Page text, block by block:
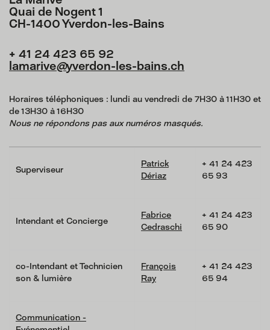
Quai de Nogent 1
CH-1400 Yverdon-les-Bains
+ 41 24 423 65 92
lamarive@yverdon-les-bains.ch
Horaires téléphoniques : lundi au vendredi de 7H30 à 11H30 et
de 13H30 à 16H30
Nous ne répondons pas aux numéros masqués.
Superviseur
Patrick
Dériaz
+ 41 24 423
65 93
Intendant et Concierge
Fabrice
Cedraschi
+ 41 24 423
65 90
co-Intendant et Technicien
son & lumière
François
Ray
+ 41 24 423
65 94
Communication -